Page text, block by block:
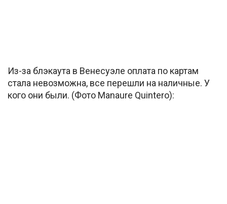
Из-за блэкаута в Венесуэле оплата по картам
стала невозможна, все перешли на наличные. У
кого они были. (Фото Manaure Quintero):